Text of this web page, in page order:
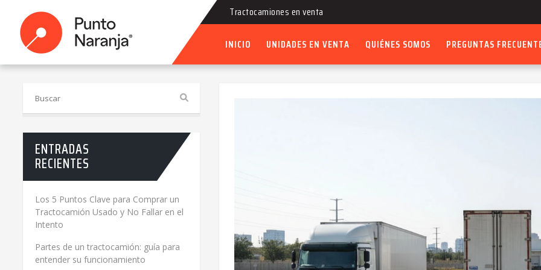
Tractocamiones en venta
Tractocamiones en venta
INICIO
UNIDADES EN VENTA QUIÉNES SOMOS PREGUNTAS
ENTRADAS
RECIENTES
Los 5 Puntos Clave para Comprar un
Tractocamión Usado y No Fallar en el
Intento
Partes de un tractocamión: guía para
entender su funcionamiento